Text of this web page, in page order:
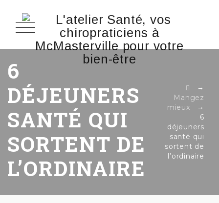
6
DÉJEUNERS
SANTÉ QUI
SORTENT DE
L’ORDINAIRE
→
Mangez
mieux →
6
déjeuners
santé qui
sortent de
l’ordinaire